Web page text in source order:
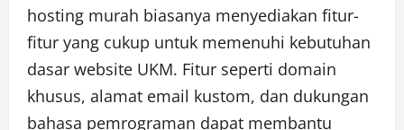
hosting murah biasanya menyediakan fitur-
fitur yang cukup untuk memenuhi kebutuhan
dasar website UKM. Fitur seperti domain
khusus, alamat email kustom, dan dukungan
bahasa pemrograman dapat membantu